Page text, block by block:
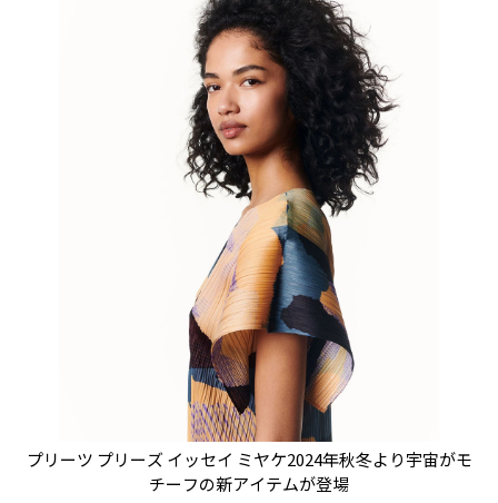
プリーツ プリーズ イッセイ ミヤケ2024年秋冬より宇宙がモ
チーフの新アイテムが登場